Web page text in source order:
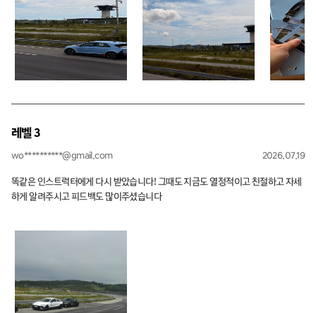
레벨 3
wo**********@gmail.com 2026.07.19
똑같은 인스트럭터에게 다시 받았습니다! 그때도 지금도 열정적이고 친절하고 자세
하게 알려주시고 피드백도 많이주셨습니다